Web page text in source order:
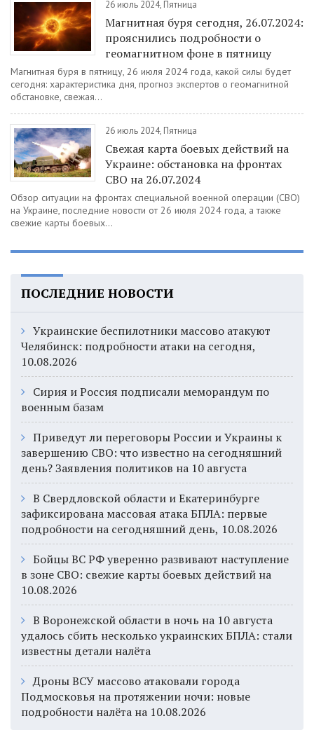
26 июль 2024, Пятница
Магнитная буря сегодня, 26.07.2024:
прояснились подробности о
геомагнитном фоне в пятницу
Магнитная буря в пятницу, 26 июля 2024 года, какой силы будет
сегодня: характеристика дня, прогноз экспертов о геомагнитной
обстановке, свежая...
26 июль 2024, Пятница
Свежая карта боевых действий на
Украине: обстановка на фронтах
СВО на 26.07.2024
Обзор ситуации на фронтах специальной военной операции (СВО)
на Украине, последние новости от 26 июля 2024 года, а также
свежие карты боевых...
ПОСЛЕДНИЕ НОВОСТИ
Украинские беспилотники массово атакуют
Челябинск: подробности атаки на сегодня,
10.08.2026
Сирия и Россия подписали меморандум по
военным базам
Приведут ли переговоры России и Украины к
завершению СВО: что известно на сегодняшний
день? Заявления политиков на 10 августа
В Свердловской области и Екатеринбурге
зафиксирована массовая атака БПЛА: первые
подробности на сегодняшний день, 10.08.2026
Бойцы ВС РФ уверенно развивают наступление
в зоне СВО: свежие карты боевых действий на
10.08.2026
В Воронежской области в ночь на 10 августа
удалось сбить несколько украинских БПЛА: стали
известны детали налёта
Дроны ВСУ массово атаковали города
Подмосковья на протяжении ночи: новые
подробности налёта на 10.08.2026